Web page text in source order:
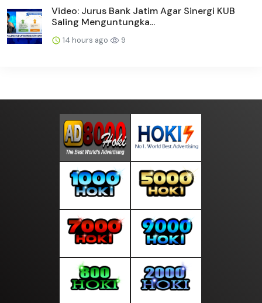
Video: Jurus Bank Jatim Agar Sinergi KUB
Saling Menguntungka...
14 hours ago 9